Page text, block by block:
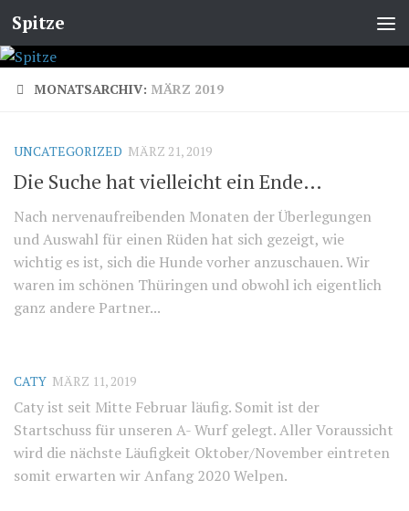
Spitze
MONATSARCHIV: MÄRZ 2019
UNCATEGORIZED MÄRZ 21, 2019
Die Suche hat vielleicht ein Ende…
Nach nervenaufreibenden Monaten der Überlegungen
und Auswahl für einen Rüden hat sich gezeigt, wie
wichtig es ist, sich die Hunde vorher anzuschauen. Wir
waren im schönen Thüringen und obwohl ich eigentlich
ganz andere Partner...
CATY MÄRZ 11, 2019
Caty ist seit Mitte Februar läufig. Somit ist der
Startschuss für unseren A- Wurf gelegt. Aller Voraussicht
wird die nächste Läufigkeit Oktober/November eintreten
somit erwarten wir Anfang 2020 Welpen.